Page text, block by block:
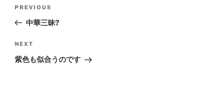
Previous
Post
PREVIOUS
中華三昧?
Next
Post
NEXT
紫色も似合うのです